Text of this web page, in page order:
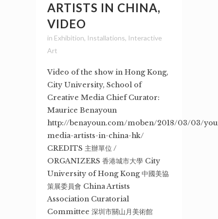
ARTISTS IN CHINA,
VIDEO
in Exhibition, Installations, Interactive
Art
Video of the show in Hong Kong,
City University, School of
Creative Media Chief Curator:
Maurice Benayoun
http://benayoun.com/moben/2018/03/03/
media-artists-in-china-hk/
CREDITS 主辦單位 /
ORGANIZERS 香港城市大學 City
University of Hong Kong 中國美協
策展委員會 China Artists
Association Curatorial
Committee 深圳市關山月美術館